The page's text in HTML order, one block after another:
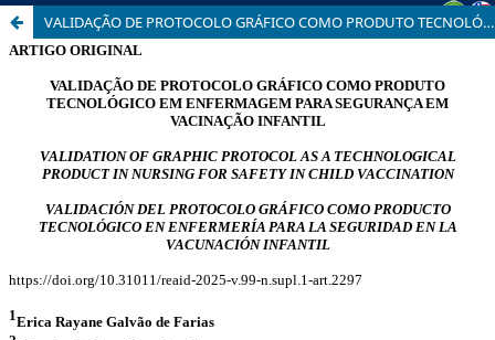
VALIDAÇÃO DE PROTOCOLO GRÁFICO COMO PRODUTO TECNOLÓGICO EM ENFERMAGEM PARA SEGURANÇA EM VACINAÇÃO INFANTIL